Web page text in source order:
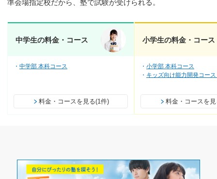
準会場指定校だから、塾で試験が受けられる。
中学生の料金・コース
中学部 本科コース
料金・コースを見る(1件)
小学生の料金・コース
小学部 本科コース
キッズ向け能力開発コー
料金・コースを